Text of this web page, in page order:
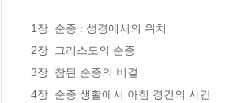
1장  순종 : 성경에서의 위치
2장  그리스도의 순종
3장  참된 순종의 비결
4장  순종 생활에서 아침 경건의 시간